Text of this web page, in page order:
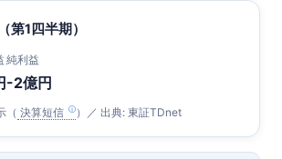
第1四半期）
純利益
-2億円
（ 決算短信 ）／ 出典: 東証TDnet